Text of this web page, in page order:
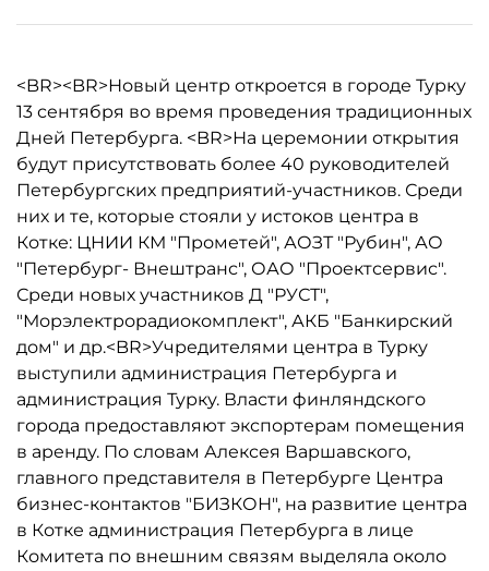
<BR><BR>Новый центр откроется в городе Турку
13 сентября во время проведения традиционных
Дней Петербурга. <BR>На церемонии открытия
будут присутствовать более 40 руководителей
Петербургских предприятий-участников. Среди
них и те, которые стояли у истоков центра в
Котке: ЦНИИ КМ "Прометей", АОЗТ "Рубин", АО
"Петербург- Внештранс", ОАО "Проектсервис".
Среди новых участников Д "РУСТ",
"Морэлектрорадиокомплект", АКБ "Банкирский
дом" и др.<BR>Учредителями центра в Турку
выступили администрация Петербурга и
администрация Турку. Власти финляндского
города предоставляют экспортерам помещения
в аренду. По словам Алексея Варшавского,
главного представителя в Петербурге Центра
бизнес-контактов "БИЗКОН", на развитие центра
в Котке администрация Петербурга в лице
Комитета по внешним связям выделяла около